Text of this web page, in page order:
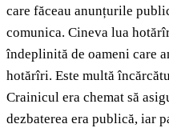
care făceau anunțurile
comunica. Cineva lua
îndeplinită de oameni care
hotărîri. Este multă
Crainicul era chemat să
dezbaterea era publică, iar